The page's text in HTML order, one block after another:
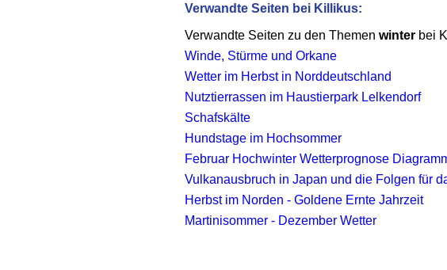
Verwandte Seiten bei Killikus:
Verwandte Seiten zu den Themen winterbei
Winde, Stürme und Orkane
Wetter im Herbst in Norddeutschland
Nutztierrassen im Haustierpark Lelkendorf
Schafskälte
Hundstage im Hochsommer
Februar Hochwinter Wetterprognose
Vulkanausbruch in Japan und die Folgen für
Herbst im Norden - Goldene Ernte Jahrzeit
Martinisommer - Dezember Wetter